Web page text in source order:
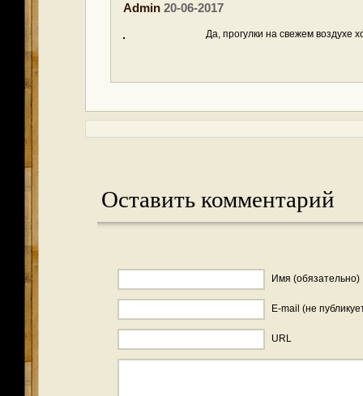
Admin 20-06-2017
Да, прогулки на свежем воздухе
Оставить комментарий
Имя (обязательно)
E-mail (не
URL